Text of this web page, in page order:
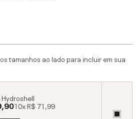
tamanhos ao lado para incluir em sua
10xR$ 71,99